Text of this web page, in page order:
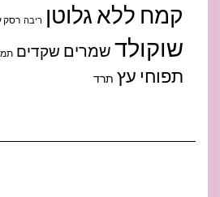
קמח ללא גלוטן ריבה רסק
שוקולד שמרים שקדים
תפוחי עץ תרד